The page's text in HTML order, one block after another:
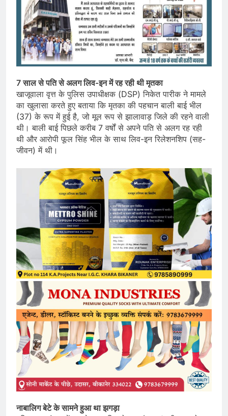
7 साल से पति से अलग लिव-इन में रह रही थी मृतका
खाजूवाला वृत्त के पुलिस उपाधीक्षक (DSP) निकेत पारीक ने मामले
का खुलासा करते हुए बताया कि मृतका की पहचान बाली बाई भील
(37) के रूप में हुई है, जो मूल रूप से झालावाड़ जिले की रहने वाली
थी। बाली बाई पिछले करीब 7 वर्षों से अपने पति से अलग रह रही
थी और आरोपी फूल सिंह भील के साथ लिव-इन रिलेशनशिप (सह-
जीवन) में थी।
नाबालिग बेटे के सामने हुआ था झगड़ा